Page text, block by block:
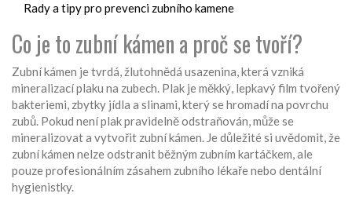
Rady a tipy pro prevenci zubního kamene
Co je to zubní kámen a proč se tvoří?
Zubní kámen je tvrdá, žlutohnědá usazenina, která vzniká
mineralizací plaku na zubech. Plak je měkký, lepkavý film tvořený
bakteriemi, zbytky jídla a slinami, který se hromadí na povrchu
zubů. Pokud není plak pravidelně odstraňován, může se
mineralizovat a vytvořit zubní kámen. Je důležité si uvědomit, že
zubní kámen nelze odstranit běžným zubním kartáčkem, ale
pouze profesionálním zásahem zubního lékaře nebo dentální
hygienistky.